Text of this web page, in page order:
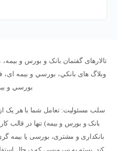
تالارهای گفتمان بانک و بورس و
وبلاگ های بانکي، بورسي و بیمه ای،
بورسي و
سلب مسئولیت: تعامل شما با هر یک
بانک و بورس و بیمه) تنها در قالب
بانکداری و مشتری، بورسی یا بیمه